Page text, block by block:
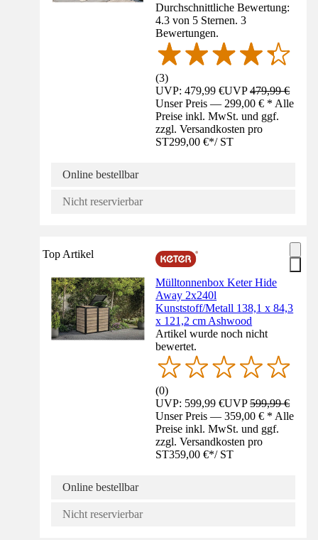
Durchschnittliche Bewertung:
4.3 von 5 Sternen. 3
Bewertungen.
(3)
UVP: 479,99 €UVP479,99 €
Unser Preis — 299,00 € * Alle
Preise inkl. MwSt. und ggf.
zzgl. Versandkosten pro
ST299,00 €*/ ST
Online bestellbar
Nicht reservierbar
Top Artikel
Mülltonnenbox Keter Hide
Away 2x240l
Kunststoff/Metall 138,1 x 84,3
x 121,2 cm Ashwood
Artikel wurde noch nicht
bewertet.
(0)
UVP: 599,99 €UVP599,99 €
Unser Preis — 359,00 € * Alle
Preise inkl. MwSt. und ggf.
zzgl. Versandkosten pro
ST359,00 €*/ ST
Online bestellbar
Nicht reservierbar